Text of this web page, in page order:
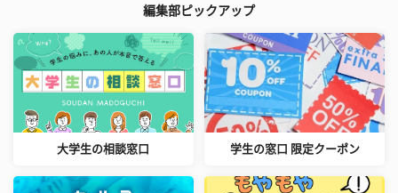
編集部ピックアップ
大学生の相談窓口 学生の窓口 限定クーポン